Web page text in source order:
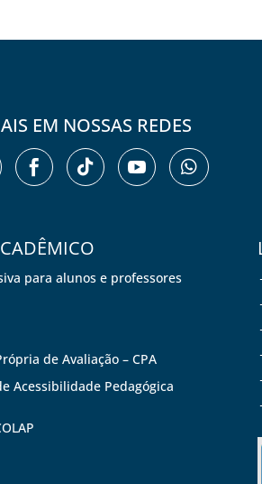
EM NOSSAS REDES
   
para alunos e professores
de Avaliação – CPA
Acessibilidade Pedagógica